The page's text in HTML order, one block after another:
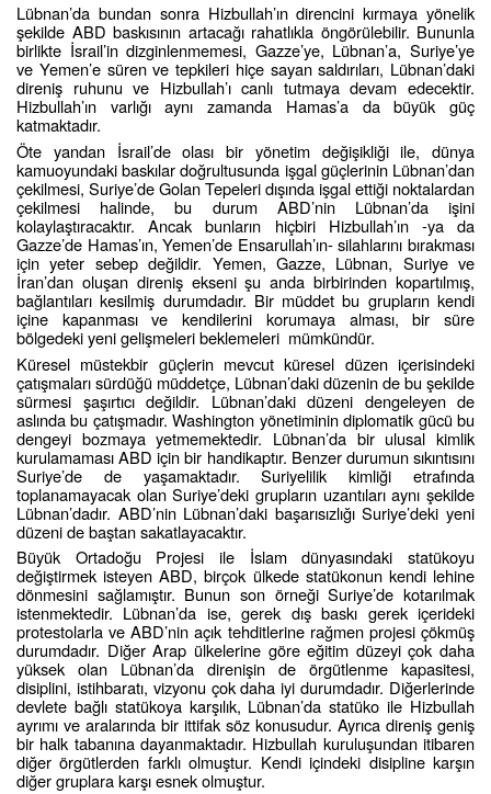
Lübnan’da bundan sonra Hizbullah’ın direncini kırmaya yönelik
şekilde ABD baskısının artacağı rahatlıkla öngörülebilir. Bununla
birlikte İsrail’in dizginlenmemesi, Gazze’ye, Lübnan’a, Suriye’ye
ve Yemen’e süren ve tepkileri hiçe sayan saldırıları, Lübnan’daki
direniş ruhunu ve Hizbullah’ı canlı tutmaya devam edecektir.
Hizbullah’ın varlığı aynı zamanda Hamas’a da büyük güç
katmaktadır.
Öte yandan İsrail’de olası bir yönetim değişikliği ile, dünya
kamuoyundaki baskılar doğrultusunda işgal güçlerinin Lübnan’dan
çekilmesi, Suriye’de Golan Tepeleri dışında işgal ettiği noktalardan
çekilmesi halinde, bu durum ABD’nin Lübnan’da işini
kolaylaştıracaktır. Ancak bunların hiçbiri Hizbullah’ın -ya da
Gazze’de Hamas’ın, Yemen’de Ensarullah’ın- silahlarını bırakması
için yeter sebep değildir. Yemen, Gazze, Lübnan, Suriye ve
İran’dan oluşan direniş ekseni şu anda birbirinden kopartılmış,
bağlantıları kesilmiş durumdadır. Bir müddet bu grupların kendi
içine kapanması ve kendilerini korumaya alması, bir süre
bölgedeki yeni gelişmeleri beklemeleri mümkündür.
Küresel müstekbir güçlerin mevcut küresel düzen içerisindeki
çatışmaları sürdüğü müddetçe, Lübnan’daki düzenin de bu şekilde
sürmesi şaşırtıcı değildir. Lübnan’daki düzeni dengeleyen de
aslında bu çatışmadır. Washington yönetiminin diplomatik gücü bu
dengeyi bozmaya yetmemektedir. Lübnan’da bir ulusal kimlik
kurulamaması ABD için bir handikaptır. Benzer durumun sıkıntısını
Suriye’de de yaşamaktadır. Suriyelilik kimliği etrafında
toplanamayacak olan Suriye’deki grupların uzantıları aynı şekilde
Lübnan’dadır. ABD’nin Lübnan’daki başarısızlığı Suriye’deki yeni
düzeni de baştan sakatlayacaktır.
Büyük Ortadoğu Projesi ile İslam dünyasındaki statükoyu
değiştirmek isteyen ABD, birçok ülkede statükonun kendi lehine
dönmesini sağlamıştır. Bunun son örneği Suriye’de kotarılmak
istenmektedir. Lübnan’da ise, gerek dış baskı gerek içerideki
protestolarla ve ABD’nin açık tehditlerine rağmen projesi çökmüş
durumdadır. Diğer Arap ülkelerine göre eğitim düzeyi çok daha
yüksek olan Lübnan’da direnişin de örgütlenme kapasitesi,
disiplini, istihbaratı, vizyonu çok daha iyi durumdadır. Diğerlerinde
devlete bağlı statükoya karşılık, Lübnan’da statüko ile Hizbullah
ayrımı ve aralarında bir ittifak söz konusudur. Ayrıca direniş geniş
bir halk tabanına dayanmaktadır. Hizbullah kuruluşundan itibaren
diğer örgütlerden farklı olmuştur. Kendi içindeki disipline karşın
diğer gruplara karşı esnek olmuştur.